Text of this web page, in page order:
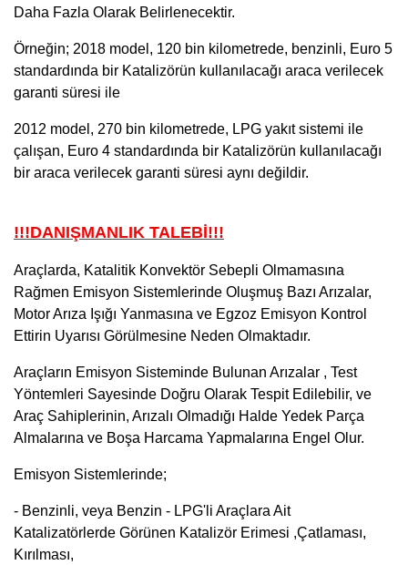
Daha Fazla Olarak Belirlenecektir.
Örneğin; 2018 model, 120 bin kilometrede, benzinli, Euro 5
standardında bir Katalizörün kullanılacağı araca verilecek
garanti süresi ile
2012 model, 270 bin kilometrede, LPG yakıt sistemi ile
çalışan, Euro 4 standardında bir Katalizörün kullanılacağı
bir araca verilecek garanti süresi aynı değildir.
!!!DANIŞMANLIK TALEBİ!!!
Araçlarda, Katalitik Konvektör Sebepli Olmamasına
Rağmen Emisyon Sistemlerinde Oluşmuş Bazı Arızalar,
Motor Arıza Işığı Yanmasına ve Egzoz Emisyon Kontrol
Ettirin Uyarısı Görülmesine Neden Olmaktadır.
Araçların Emisyon Sisteminde Bulunan Arızalar , Test
Yöntemleri Sayesinde Doğru Olarak Tespit Edilebilir, ve
Araç Sahiplerinin, Arızalı Olmadığı Halde Yedek Parça
Almalarına ve Boşa Harcama Yapmalarına Engel Olur.
Emisyon Sistemlerinde;
- Benzinli, veya Benzin - LPG'li Araçlara Ait
Katalizatörlerde Görünen Katalizör Erimesi ,Çatlaması,
Kırılması,